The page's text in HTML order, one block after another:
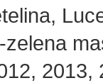
2013,